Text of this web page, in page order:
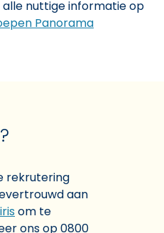
nuttige informatie op
Panorama
rekrutering
aan
om te
ons op 0800